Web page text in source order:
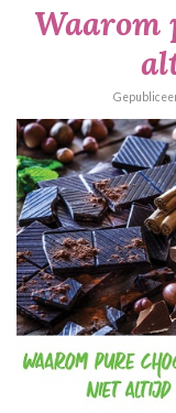
Waarom